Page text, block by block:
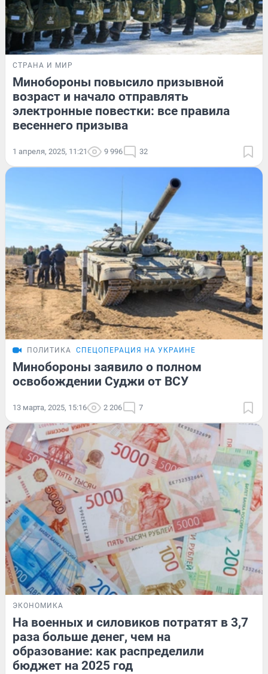
СТРАНА И МИР
Минобороны повысило призывной
возраст и начало отправлять
электронные повестки: все правила
весеннего призыва
1 апреля, 2025, 11:21 9 996 32
ПОЛИТИКА СПЕЦОПЕРАЦИЯ НА УКРАИНЕ
Минобороны заявило о полном
освобождении Суджи от ВСУ
13 марта, 2025, 15:16 2 206 7
ЭКОНОМИКА
На военных и силовиков потратят в 3,7
раза больше денег, чем на
образование: как распределили
бюджет на 2025 год